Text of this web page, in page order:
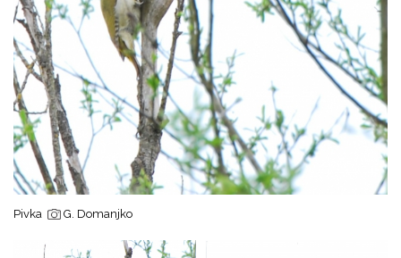
Pivka G. Domanjko